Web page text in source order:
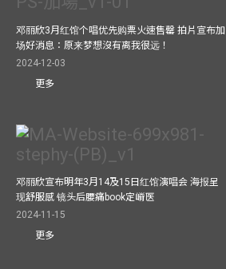
邓丽欣3月红馆个唱优先购票火速售罄 拍片宣布加
场好消息：原来梦想沒有离我很远！
2024-12-03
更多
邓丽欣宣布明年3月14及15日红馆演唱会 海报呈
现舒服感 镜头后腰痛book定嵴医
2024-11-15
更多